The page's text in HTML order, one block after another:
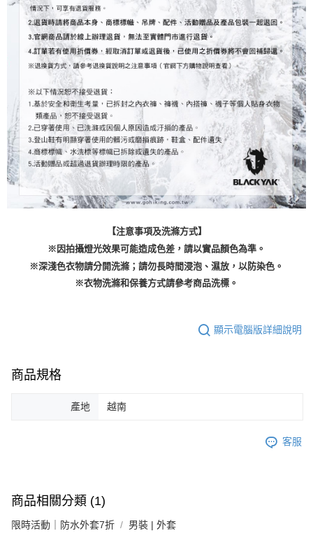
【注意事項及洗滌方式】
※因拍攝燈光效果可能造成色差，請以實品顏色為準。
※深淺色衣物請分開洗滌；請勿長時間浸泡、濕放，以防染色。
※衣物洗滌和保養方式請參考商品洗標。
顯示電腦版詳細說明
商品規格
產地 越南
客服
商品相關分類 (1)
限時活動｜防水外套7折 男裝 | 外套